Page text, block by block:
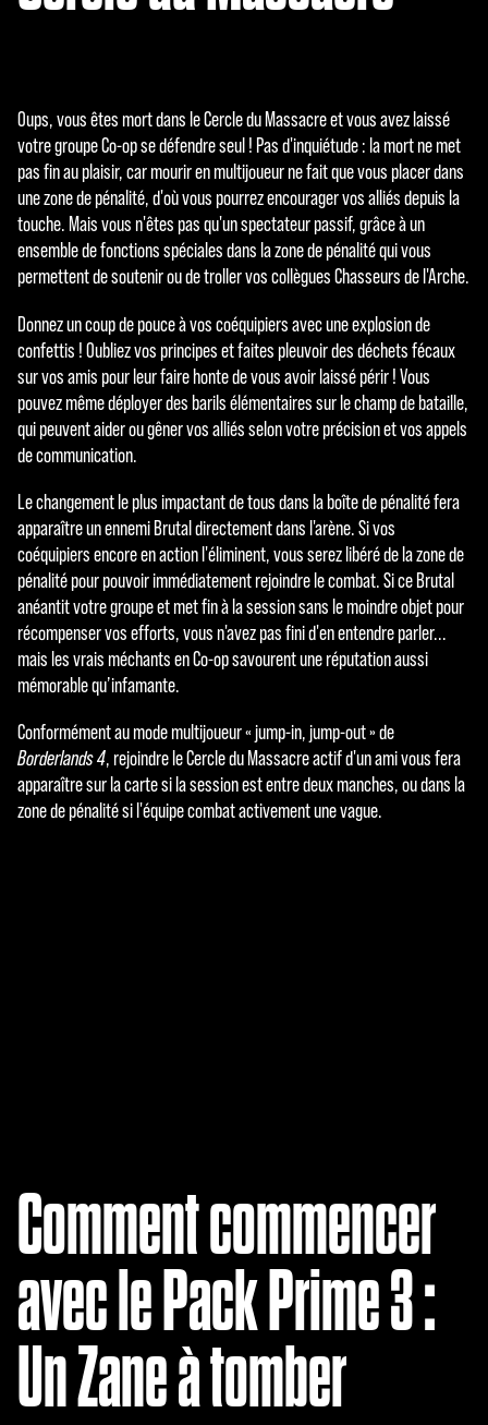
Oups, vous êtes mort dans le Cercle du Massacre et vous avez laissé
votre groupe Co-op se défendre seul ! Pas d'inquiétude : la mort ne met
pas fin au plaisir, car mourir en multijoueur ne fait que vous placer dans
une zone de pénalité, d'où vous pourrez encourager vos alliés depuis la
touche. Mais vous n'êtes pas qu'un spectateur passif, grâce à un
ensemble de fonctions spéciales dans la zone de pénalité qui vous
permettent de soutenir ou de troller vos collègues Chasseurs de l'Arche.
Donnez un coup de pouce à vos coéquipiers avec une explosion de
confettis ! Oubliez vos principes et faites pleuvoir des déchets fécaux
sur vos amis pour leur faire honte de vous avoir laissé périr ! Vous
pouvez même déployer des barils élémentaires sur le champ de bataille,
qui peuvent aider ou gêner vos alliés selon votre précision et vos appels
de communication.
Le changement le plus impactant de tous dans la boîte de pénalité fera
apparaître un ennemi Brutal directement dans l'arène. Si vos
coéquipiers encore en action l'éliminent, vous serez libéré de la zone de
pénalité pour pouvoir immédiatement rejoindre le combat. Si ce Brutal
anéantit votre groupe et met fin à la session sans le moindre objet pour
récompenser vos efforts, vous n'avez pas fini d'en entendre parler...
mais les vrais méchants en Co-op savourent une réputation aussi
mémorable qu’infamante.
Conformément au mode multijoueur « jump-in, jump-out » de
Borderlands 4, rejoindre le Cercle du Massacre actif d'un ami vous fera
apparaître sur la carte si la session est entre deux manches, ou dans la
zone de pénalité si l'équipe combat activement une vague.
e
p
Comment commencer
avec le Pack Prime 3 :
Un Zane à tomber